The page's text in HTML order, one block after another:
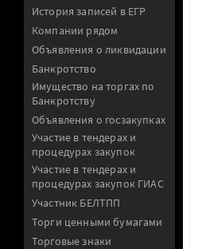
История записей в ЕГР
Компании рядом
Объявления о ликвидации
Банкротство
Имущество на торгах по
Банкротству
Объявления о госзакупках
Участие в тендерах и
процедурах закупок
Участие в тендерах и
процедурах закупок ГИАС
Участник БЕЛТПП
Торги ценными бумагами
Торговые знаки